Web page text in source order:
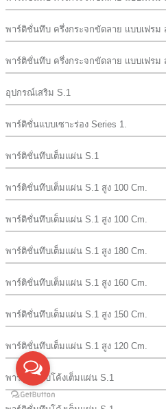
พาร์ติชั่นทึบ ครึ่งกระจกขัดลาย เเบบเฟรม
พาร์ติชั่นทึบ ครึ่งกระจกขัดลาย เเบบเฟรม
อุปกรณ์เสริม S.1
พาร์ติชั่นแบบเซาะร่อง Series 1.
พาร์ติชั่นทึบเต็มแผ่น S.1
พาร์ติชั่นทึบเต็มแผ่น S.1 สูง 100 Cm.
พาร์ติชั่นทึบเต็มแผ่น S.1 สูง 100 Cm.
พาร์ติชั่นทึบเต็มแผ่น S.1 สูง 180 Cm.
พาร์ติชั่นทึบเต็มแผ่น S.1 สูง 160 Cm.
พาร์ติชั่นทึบเต็มแผ่น S.1 สูง 150 Cm.
พาร์ติชั่นทึบเต็มแผ่น S.1 สูง 120 Cm.
พาร์ติชั่นทึบโค้งเต็มแผ่น S.1